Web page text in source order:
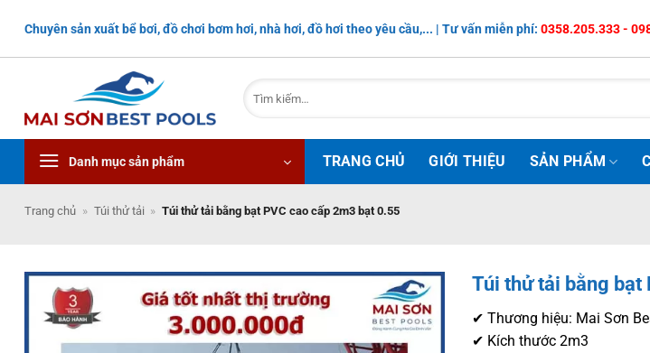
nội
Chuyên sản xuất bể bơi, đồ chơi bơm hơi, nhà hơi, đồ hơi theo yêu cầu,... | Tư vấn miễn phí: 0358.205.333 -
Tìm
kiếm:
Danh mục sản phẩm TRANG CHỦ GIỚI THIỆU SẢN PHẨM
Trang chủ » Túi thử tải » Túi thử tải bằng bạt PVC cao cấp 2m3 bạt 0.55
Túi thử tải bằng bạt
✔ Thương hiệu: Mai Sơn
✔ Kích thước 2m3